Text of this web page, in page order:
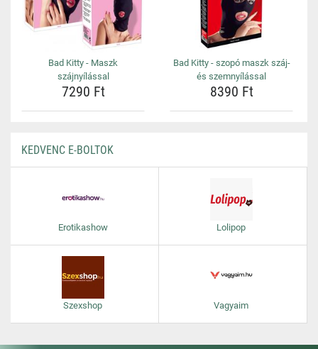
Bad Kitty - Maszk
szájnyílással
7290 Ft
Bad Kitty - szopó maszk száj-
és szemnyílással
8390 Ft
KEDVENC E-BOLTOK
Erotikashow Lolipop
Szexshop Vagyaim